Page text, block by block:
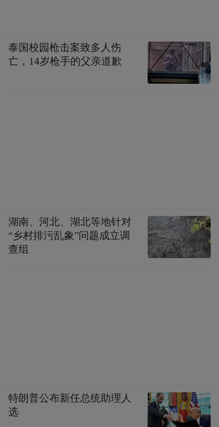
泰国校园枪击案致多人伤
亡，14岁枪手的父亲道歉
湖南、河北、湖北等地针对
“乡村排污乱象”问题成立调
查组
特朗普公布新任总统助理人
选